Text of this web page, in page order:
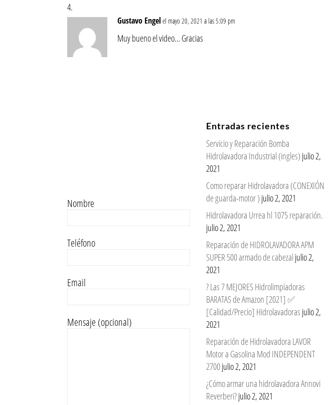
Gustavo Engel el mayo 20, 2021 a las 5:09 pm
Muy bueno el video… Gracias
Nombre
Teléfono
Email
Mensaje (opcional)
Entradas recientes
Servicio y Reparación Bomba
Hidrolavadora Industrial (ingles) julio 2,
2021
Como reparar Hidrolavadora (CONEXIÓN
de guarda-motor ) julio 2, 2021
Hidrolavadora Urrea hl 1075 reparación.
julio 2, 2021
Reparación de HIDROLAVADORA APM
SUPER 500 armado de cabezal julio 2,
2021
? Las 7 MEJORES Hidrolimpiadoras
BARATAS de Amazon [2021] ✅
[Calidad/Precio] Hidrolavadoras julio 2,
2021
Reparación de Hidrolavadora LAVOR
Motor a Gasolina Mod INDEPENDENT
2700julio 2, 2021
¿Cómo armar una hidrolavadora Annovi
Reverberi?julio 2, 2021